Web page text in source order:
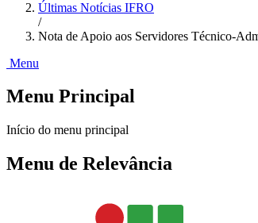
Últimas Notícias IFRO
/
Nota de Apoio aos Servidores Técnico-
Menu
Menu Principal
Início do menu principal
Menu de Relevância